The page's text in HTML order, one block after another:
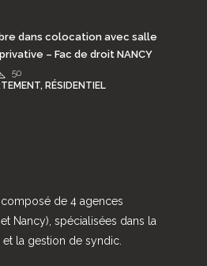
dans colocation avec salle
privative – Fac de droit NANCY
50
RÉSIDENTIEL
de 4 agences
Nancy), spécialisées dans la
la gestion de syndic.